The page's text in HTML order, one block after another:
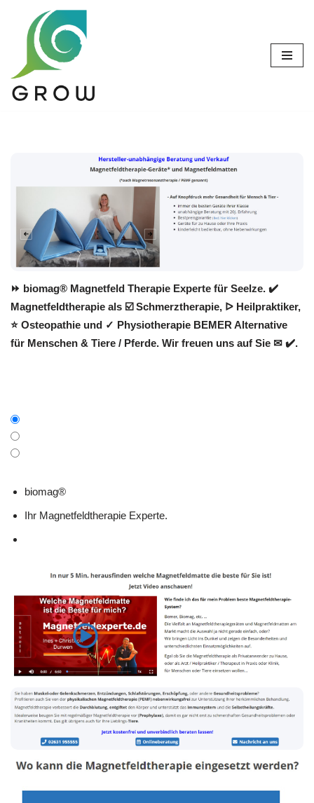
Zum
springen
⏩ biomag® Magnetfeld Therapie Experte für Seelze. ✔️
Magnetfeldtherapie als ☑️ Schmerztherapie, ᐅ Heilpraktiker,
⭐ Osteopathie und ✓ Physiotherapie BEMER Alternative
für Menschen & Tiere / Pferde. Wir freuen uns auf Sie ✉ ✔️.
biomag®
Ihr Magnetfeldtherapie Experte.